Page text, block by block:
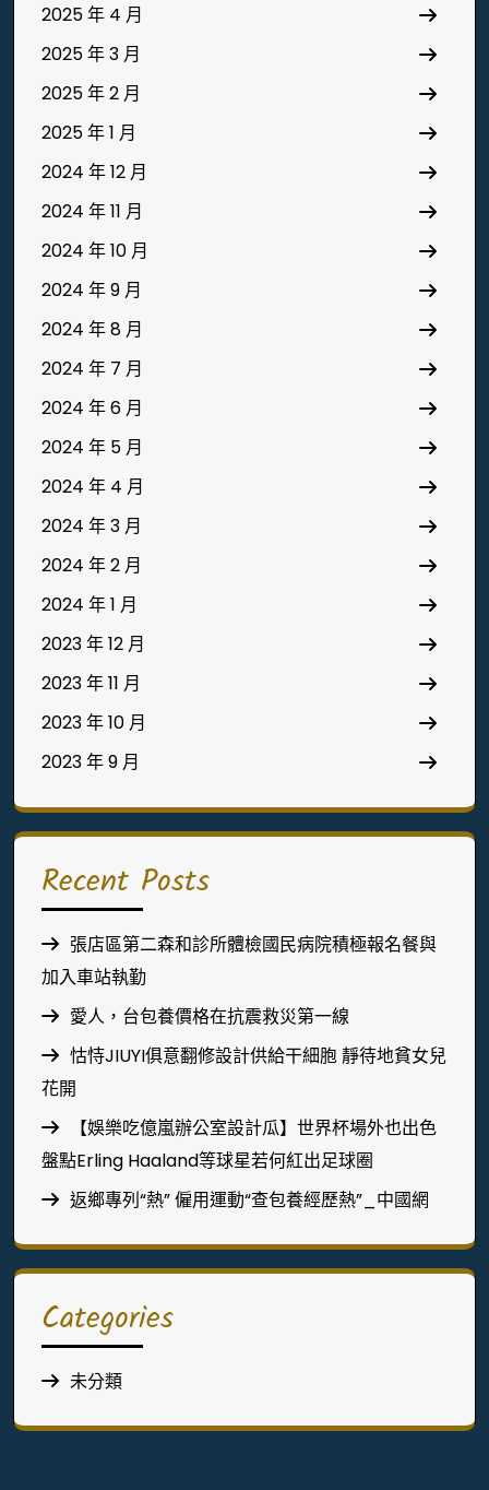
2025 年 4 月
2025 年 3 月
2025 年 2 月
2025 年 1 月
2024 年 12 月
2024 年 11 月
2024 年 10 月
2024 年 9 月
2024 年 8 月
2024 年 7 月
2024 年 6 月
2024 年 5 月
2024 年 4 月
2024 年 3 月
2024 年 2 月
2024 年 1 月
2023 年 12 月
2023 年 11 月
2023 年 10 月
2023 年 9 月
Recent Posts
張店區第二森和診所體檢國民病院積極報名餐與
加入車站執勤
愛人，台包養價格在抗震救災第一線
怙恃JIUYI俱意翻修設計供給干細胞 靜待地貧女兒
花開
【娛樂吃億嵐辦公室設計瓜】世界杯場外也出色
盤點Erling Haaland等球星若何紅出足球圈
返鄉專列“熱” 僱用運動“查包養經歷熱”_中國網
Categories
未分類